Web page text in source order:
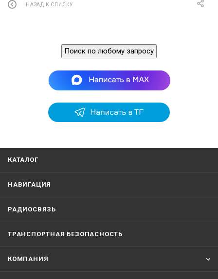
НАЗАД К СПИСКУ
Поиск по любому запросу
КАТАЛОГ
НАВИГАЦИЯ
РАДИОСВЯЗЬ
ТРАНСПОРТНАЯ БЕЗОПАСНОСТЬ
КОМПАНИЯ